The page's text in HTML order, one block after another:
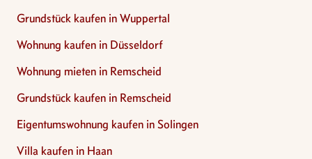
Grundstück kaufen in Wuppertal
Wohnung kaufen in Düsseldorf
Wohnung mieten in Remscheid
Grundstück kaufen in Remscheid
Eigentumswohnung kaufen in Solingen
Villa kaufen in Haan